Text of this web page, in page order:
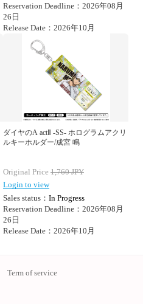
Reservation Deadline：2026年08月
26日
Release Date：2026年10月
ダイヤのA actⅡ -SS- ホログラムアクリ
ルキーホルダー/成宮 鳴
Original Price 1,760JPY
Login to view
Sales status： In Progress
Reservation Deadline：2026年08月
26日
Release Date：2026年10月
Term of service